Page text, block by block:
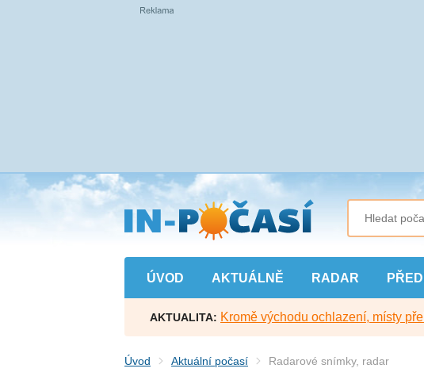
Přejít
na
hlavní
obsah
ÚVOD AKTUÁLNĚ RADAR
AKTUALITA: Kromě východu ochlazení, místy
Úvod Aktuální počasí Radarové snímky, radar